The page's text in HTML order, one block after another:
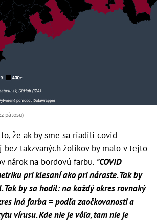
pátosu)
že ak by sme sa riadili covid
bez takzvaných žolíkov by malo v tejto
nárok na bordovú farbu. "COVID
pri klesaní ako pri náraste. Tak by
Tak by sa hodil: na každý okres rovnaký
iná farba = podľa zaočkovanosti a
vírusu. Kde nie je vôľa, tam nie je